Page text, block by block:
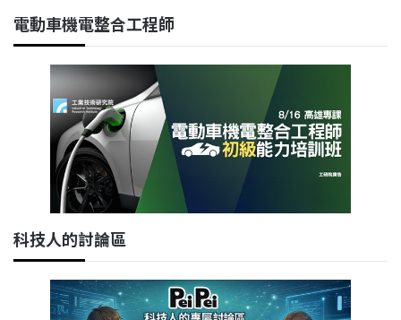
電動車機電整合工程師
科技人的討論區